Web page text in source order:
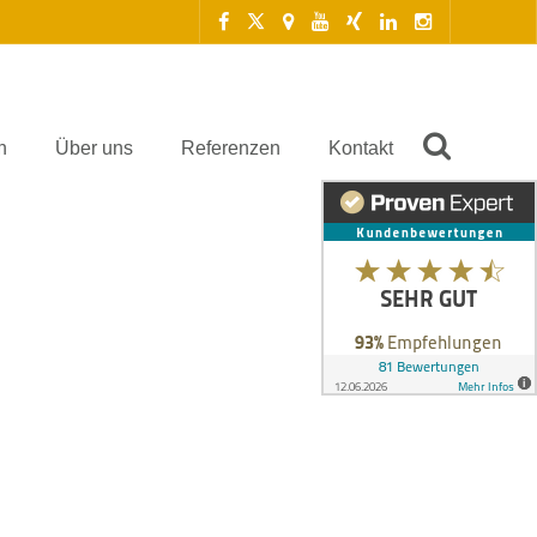
Über uns Referenzen Kontakt